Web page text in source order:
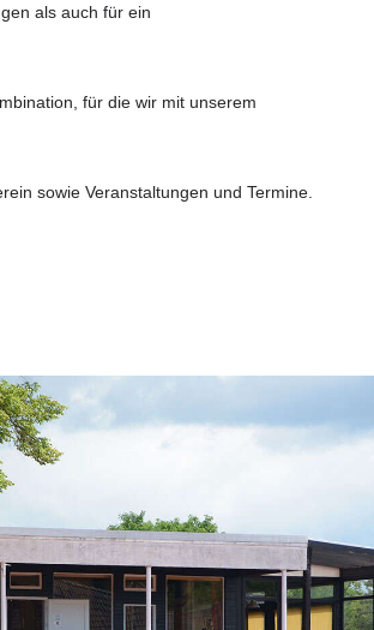
als auch für ein
für die wir mit unserem
sowie Veranstaltungen und Termine.